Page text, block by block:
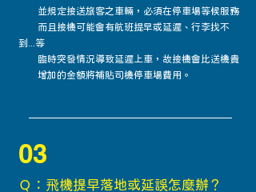
並規定接送旅客之車輛，必須在停車場等候服務
而且接機可能會有航班提早或延遲、行李找不
到...等
臨時突發情況導致延遲上車，故接機會比送機貴
增加的金額將補貼司機停車場費用。
03
Ｑ：飛機提早落地或延誤怎麼辦？